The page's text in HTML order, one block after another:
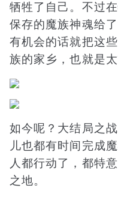
牺牲了自己。不过
保存的魔族神魂给
有机会的话就把这
族的家乡，也就是太
如今呢？大结局之
儿也都有时间完成
人都行动了，都特
之地。